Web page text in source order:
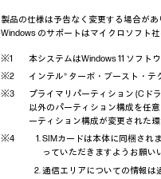
製品の仕様は予告なく変更する場合があ
Windows のサポートはマイクロソフト
本システムはWindows 11 ソフト
インテル® ターボ・ブースト・
プライマリパーティション (Cド
以外のパーティション構成を任
ーティション構成が変更された
SIMカードは本体に同梱され
っていただきますようお願い
通信エリアについての情報は